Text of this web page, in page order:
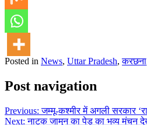
Posted in News, Uttar Pradesh,करछना
Post navigation
Previous: जम्मू-कश्मीर में अगली सरकार
Next: नाटक जामुन का पेड़ का भव्य मंचन